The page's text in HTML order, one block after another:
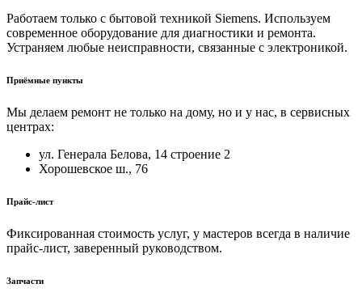
Работаем только с бытовой техникой Siemens. Используем
современное оборудование для диагностики и ремонта.
Устраняем любые неисправности, связанные с электроникой.
Приёмные пункты
Мы делаем ремонт не только на дому, но и у нас, в сервисных
центрах:
ул. Генерала Белова, 14 строение 2
Хорошевское ш., 76
Прайс-лист
Фиксированная стоимость услуг, у мастеров всегда в наличие
прайс-лист, заверенный руководством.
Запчасти